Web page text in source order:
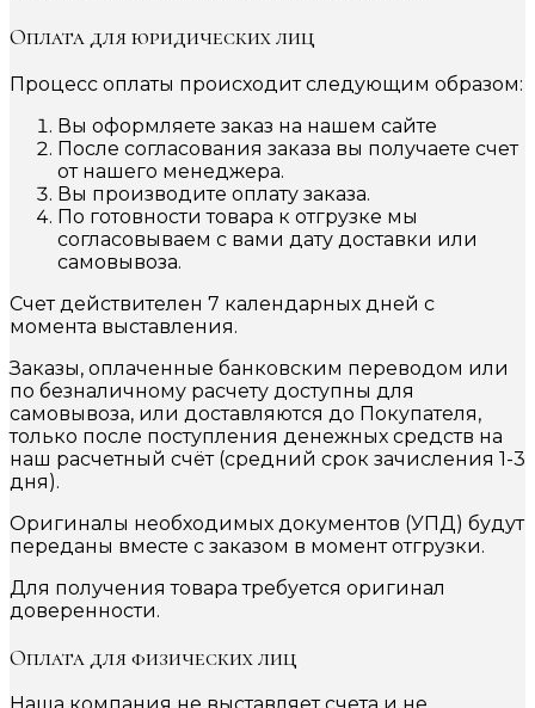
Оплата для юридических лиц
Процесс оплаты происходит следующим образом:
Вы оформляете заказ на нашем сайте
После согласования заказа вы получаете счет
от нашего менеджера.
Вы производите оплату заказа.
По готовности товара к отгрузке мы
согласовываем с вами дату доставки или
самовывоза.
Счет действителен 7 календарных дней с
момента выставления.
Заказы, оплаченные банковским переводом или
по безналичному расчету доступны для
самовывоза, или доставляются до Покупателя,
только после поступления денежных средств на
наш расчетный счёт (средний срок зачисления 1-3
дня).
Оригиналы необходимых документов (УПД) будут
переданы вместе с заказом в момент отгрузки.
Для получения товара требуется оригинал
доверенности.
Оплата для физических лиц